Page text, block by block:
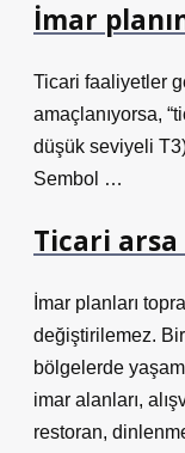
İmar
Ticari faaliyetler
amaçlanıyorsa,
düşük seviyeli
Sembol …
Ticari
İmar planları
değiştirilemez.
bölgelerde
imar alanları,
restoran,